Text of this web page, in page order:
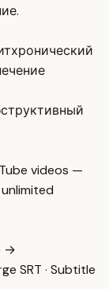
хронический
videos —
→
SRT · Subtitle